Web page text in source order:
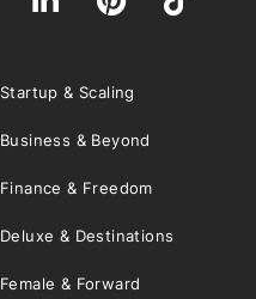
Startup & Scaling
Business & Beyond
Finance & Freedom
Deluxe & Destinations
Female & Forward